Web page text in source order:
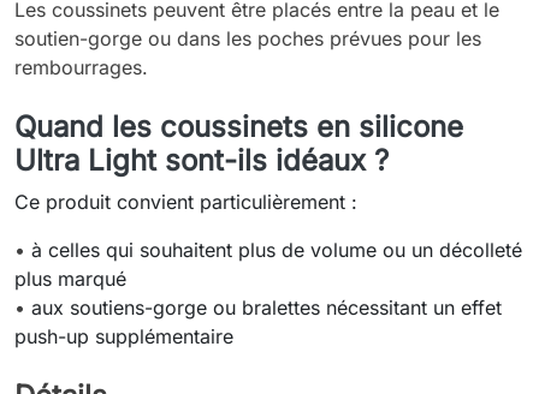
Les coussinets peuvent être placés entre la peau et le
soutien-gorge ou dans les poches prévues pour les
rembourrages.
Quand les coussinets en silicone
Ultra Light sont-ils idéaux ?
Ce produit convient particulièrement :
• à celles qui souhaitent plus de volume ou un décolleté
plus marqué
• aux soutiens-gorge ou bralettes nécessitant un effet
push-up supplémentaire